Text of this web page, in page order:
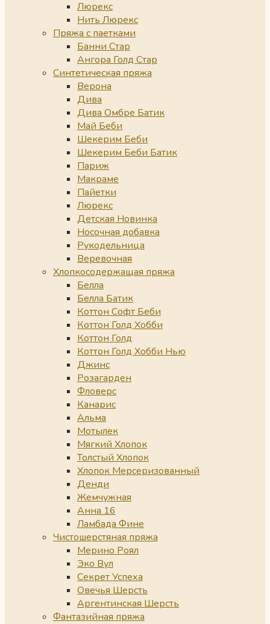
Люрекс
Нить Люрекс
Пряжа с паетками
Банни Стар
Ангора Голд Стар
Синтетическая пряжа
Верона
Дива
Дива Омбре Батик
Май Беби
Шекерим Беби
Шекерим Беби Батик
Париж
Макраме
Пайетки
Люрекс
Детская Новинка
Носочная добавка
Рукодельница
Веревочная
Хлопкосодержащая пряжа
Белла
Белла Батик
Коттон Софт Беби
Коттон Голд Хобби
Коттон Голд
Коттон Голд Хобби Нью
Джинс
Розагарден
Фловерс
Канарис
Альма
Мотылек
Мягкий Хлопок
Толстый Хлопок
Хлопок Мерсеризованный
Денди
Жемчужная
Анна 16
Ламбада Фине
Чистошерстяная пряжа
Мерино Роял
Эко Вул
Секрет Успеха
Овечья Шерсть
Аргентинская Шерсть
Фантазийная пряжа